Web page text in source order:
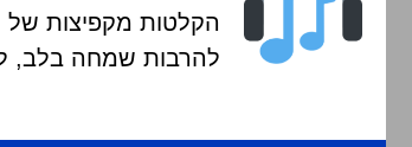
הקלטות מקפיצות של
להרבות שמחה בלב,